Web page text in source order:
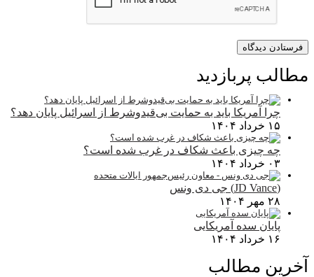
مطالب پربازدید
چرا آمریکا باید به حمایت بی‌قیدوشرط از اسرائیل پایان دهد؟
۱۵ خرداد ۱۴۰۴
چه چیزی باعث شکاف در غرب شده است؟
۰۳ خرداد ۱۴۰۴
(JD Vance) جی دی ونس
۲۸ مهر ۱۴۰۴
پایان سده آمریکایی
۱۶ خرداد ۱۴۰۴
آخرین مطالب